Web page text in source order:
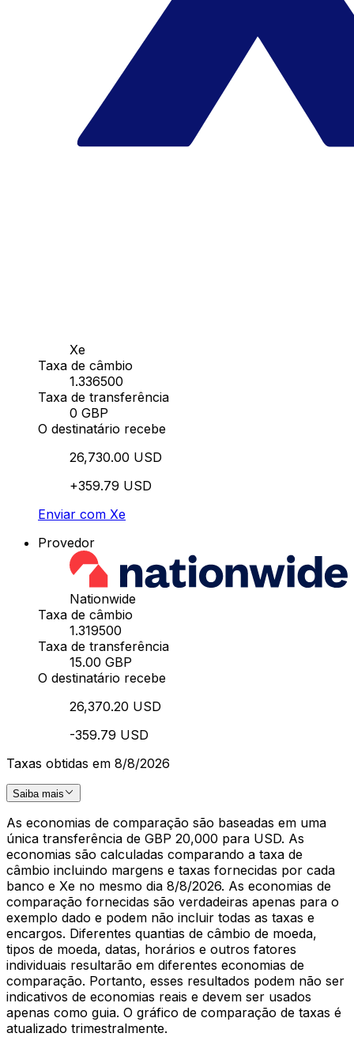
Xe
Taxa de câmbio
1.336500
Taxa de transferência
0 GBP
O destinatário recebe
26,730.00 USD
+359.79 USD
Enviar com Xe
Provedor
Nationwide
Taxa de câmbio
1.319500
Taxa de transferência
15.00 GBP
O destinatário recebe
26,370.20 USD
-359.79 USD
Taxas obtidas em 8/8/2026
Saiba mais
As economias de comparação são baseadas em uma
única transferência de GBP 20,000 para USD. As
economias são calculadas comparando a taxa de
câmbio incluindo margens e taxas fornecidas por cada
banco e Xe no mesmo dia 8/8/2026. As economias de
comparação fornecidas são verdadeiras apenas para o
exemplo dado e podem não incluir todas as taxas e
encargos. Diferentes quantias de câmbio de moeda,
tipos de moeda, datas, horários e outros fatores
individuais resultarão em diferentes economias de
comparação. Portanto, esses resultados podem não ser
indicativos de economias reais e devem ser usados
apenas como guia. O gráfico de comparação de taxas é
atualizado trimestralmente.